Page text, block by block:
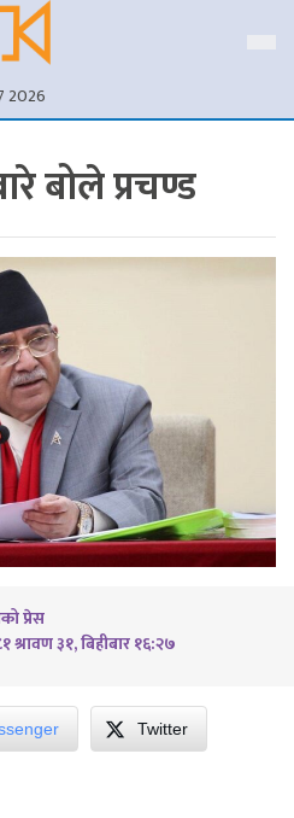
2026
बोले प्रचण्ड
प्रेस
श्रावण ३१, बिहीबार १६:२७
Twitter